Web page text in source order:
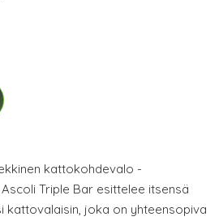
kattokohdevalo -
Triple Bar esittelee itsensä
kattovalaisin, joka on yhteensopiva